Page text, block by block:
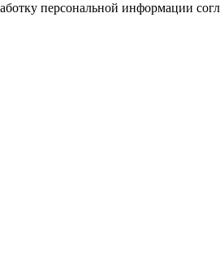
персональной информации